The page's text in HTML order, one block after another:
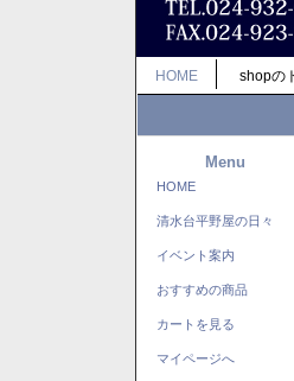
HOME shopの
Menu
HOME
清水台平野屋の日々
イベント案内
おすすめの商品
カートを見る
マイページへ